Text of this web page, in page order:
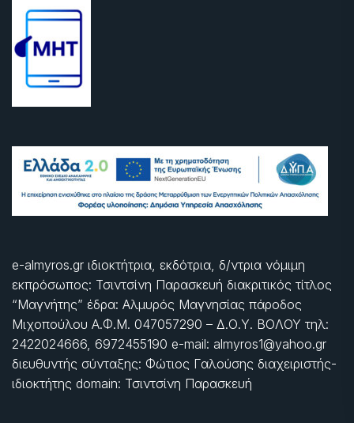
e-almyros.gr ιδιοκτήτρια, εκδότρια, δ/ντρια νόμιμη
εκπρόσωπος: Τσιντσίνη Παρασκευή διακριτικός τίτλος
“Μαγνήτης” έδρα: Αλμυρός Μαγνησίας πάροδος
Μιχοπούλου Α.Φ.Μ. 047057290 – Δ.Ο.Υ. ΒΟΛΟΥ τηλ:
2422024666, 6972455190 e-mail: almyros1@yahoo.gr
διευθυντής σύνταξης: Φώτιος Γαλούσης διαχειριστής-
ιδιοκτήτης domain: Τσιντσίνη Παρασκευή